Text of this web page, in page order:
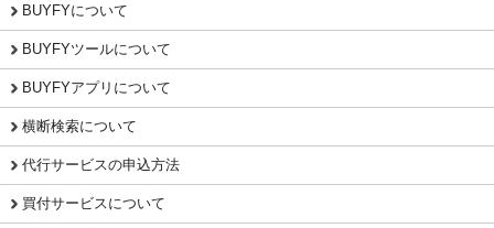
BUYFYについて
BUYFYツールについて
BUYFYアプリについて
横断検索について
代行サービスの申込方法
買付サービスについて